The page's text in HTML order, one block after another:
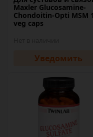
Maxler Glucosamine-
Chondoitin-Opti MSM
veg caps
Уведомить